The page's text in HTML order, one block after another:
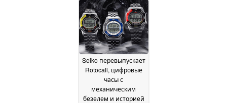
вращающимся
безелем
2025
Seiko перевыпускает
Rotocall, цифровые
часы с
механическим
безелем и историей